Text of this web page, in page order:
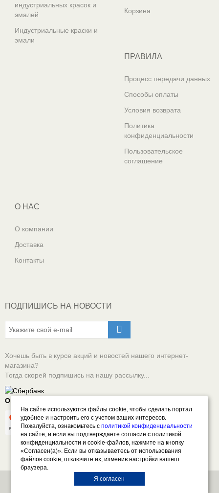
индустриальных красок и
эмалей
Индустриальные краски и
эмали
Корзина
ПРАВИЛА
Процесс передачи данных
Способы оплаты
Условия возврата
Политика
конфиденциальности
Пользовательское
соглашение
О НАС
О компании
Доставка
Контакты
ПОДПИШИСЬ НА НОВОСТИ
Хочешь быть в курсе акций и новостей нашего интернет-
магазина?
Тогда скорей подпишись на нашу рассылку...
Оплачивай онлайн безопасно
Все права защищены. © 2026 СПЕКТР - Автоэмали
На сайте используются файлы cookie, чтобы сделать портал
удобнее и настроить его с учетом ваших интересов.
Пожалуйста, ознакомьтесь сполитикой конфиденциальности
на сайте, и если вы подтверждаете согласие с политикой
конфиденциальности и cookie-файлов, нажмите на кнопку
«Согласен(а)». Если вы отказываетесь от использования
файлов cookie, отключите их, изменив настройки вашего
браузера.
Я согласен